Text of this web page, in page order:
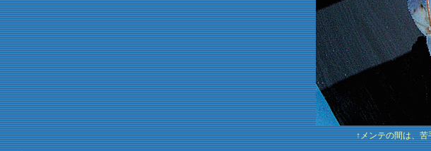
↑メンテの間は、